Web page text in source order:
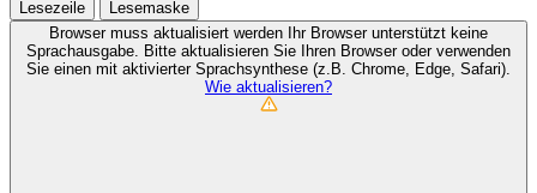
Lesezeile
Lesemaske
Browser muss aktualisiert werden
Ihr Browser unterstützt keine
Sprachausgabe. Bitte aktualisieren Sie Ihren Browser oder verwenden
Sie einen mit aktivierter Sprachsynthese (z.B. Chrome, Edge, Safari).
Wie aktualisieren?